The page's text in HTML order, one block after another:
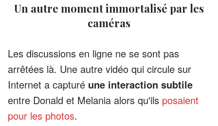
Un autre moment immortalisé par les
caméras
Les discussions en ligne ne se sont pas
arrêtées là. Une autre vidéo qui circule sur
Internet a capturé une interaction subtile
entre Donald et Melania alors qu'ils posaient
pour les photos.